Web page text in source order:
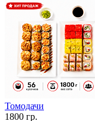
Томодачи
1800 гр.